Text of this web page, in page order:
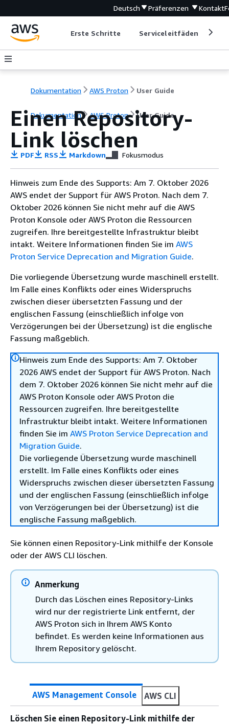
Deutsch Präferenzen Kontakt
Erste Schritte Serviceleitfäden
Dokumentation AWS Proton User Guide
Dokumentation AWS Proton User Guide
Einen Repository-
Link löschen
PDF RSS Markdown Fokusmodus
Hinweis zum Ende des Supports: Am 7. Oktober 2026
AWS endet der Support für AWS Proton. Nach dem 7.
Oktober 2026 können Sie nicht mehr auf die AWS
Proton Konsole oder AWS Proton die Ressourcen
zugreifen. Ihre bereitgestellte Infrastruktur bleibt
intakt. Weitere Informationen finden Sie im AWS
Proton Service Deprecation and Migration Guide.
Die vorliegende Übersetzung wurde maschinell erstellt.
Im Falle eines Konflikts oder eines Widerspruchs
zwischen dieser übersetzten Fassung und der
englischen Fassung (einschließlich infolge von
Verzögerungen bei der Übersetzung) ist die englische
Fassung maßgeblich.
Hinweis zum Ende des Supports: Am 7. Oktober
2026 AWS endet der Support für AWS Proton. Nach
dem 7. Oktober 2026 können Sie nicht mehr auf die
AWS Proton Konsole oder AWS Proton die
Ressourcen zugreifen. Ihre bereitgestellte
Infrastruktur bleibt intakt. Weitere Informationen
finden Sie im AWS Proton Service Deprecation and
Migration Guide.
Die vorliegende Übersetzung wurde maschinell
erstellt. Im Falle eines Konflikts oder eines
Widerspruchs zwischen dieser übersetzten Fassung
und der englischen Fassung (einschließlich infolge
von Verzögerungen bei der Übersetzung) ist die
englische Fassung maßgeblich.
Sie können einen Repository-Link mithilfe der Konsole
oder der AWS CLI löschen.
Anmerkung
Durch das Löschen eines Repository-Links
wird nur der registrierte Link entfernt, der
AWS Proton sich in Ihrem AWS Konto
befindet. Es werden keine Informationen aus
Ihrem Repository gelöscht.
AWS Management Console AWS CLI
Löschen Sie einen Repository-Link mithilfe der